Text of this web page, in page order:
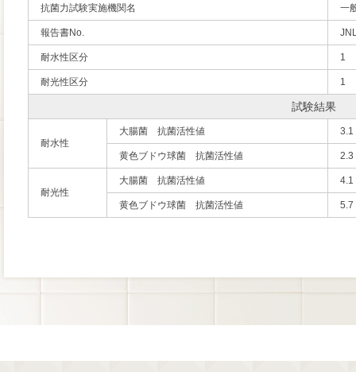
抗菌力試験実施機関名 一
報告書No.
耐水性区分 1
耐光性区分 1
試験結果
耐水性
大腸菌 抗菌活性値 3.1
黄色ブドウ球菌 抗菌活性値 2.3
耐光性
大腸菌 抗菌活性値 4.1
黄色ブドウ球菌 抗菌活性値 5.7